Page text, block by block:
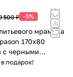
500 ₽ -5%
мрамора
170х80
с черными
G
подарок!